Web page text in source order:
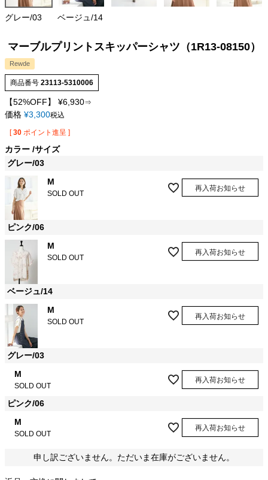
グレー/03 ベージュ/14
マーブルプリントスキッパーシャツ（1R13-08150）
Rewde
商品番号 23113-5310006
【52%OFF】 ¥6,930⇒
価格 ¥3,300税込
[ 30 ポイント進呈 ]
カラー サイズ
グレー/03
M
SOLD OUT
再入荷お知らせ
ピンク/06
M
SOLD OUT
再入荷お知らせ
ベージュ/14
M
SOLD OUT
再入荷お知らせ
グレー/03
M
SOLD OUT
再入荷お知らせ
ピンク/06
M
SOLD OUT
再入荷お知らせ
申し訳ございません。ただいま在庫がございません。